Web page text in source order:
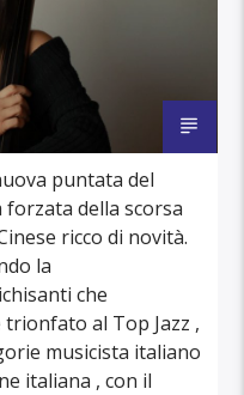
puntata del
della scorsa
ricco di novità.
la
che
al Top Jazz ,
musicista italiano
italiana , con il